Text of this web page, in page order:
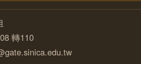
轉110